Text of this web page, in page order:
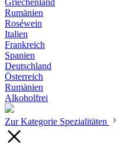
Griechenland
Rumänien
Roséwein
Italien
Frankreich
Spanien
Deutschland
Österreich
Rumänien
Alkoholfrei
Zur Kategorie Spezialitäten